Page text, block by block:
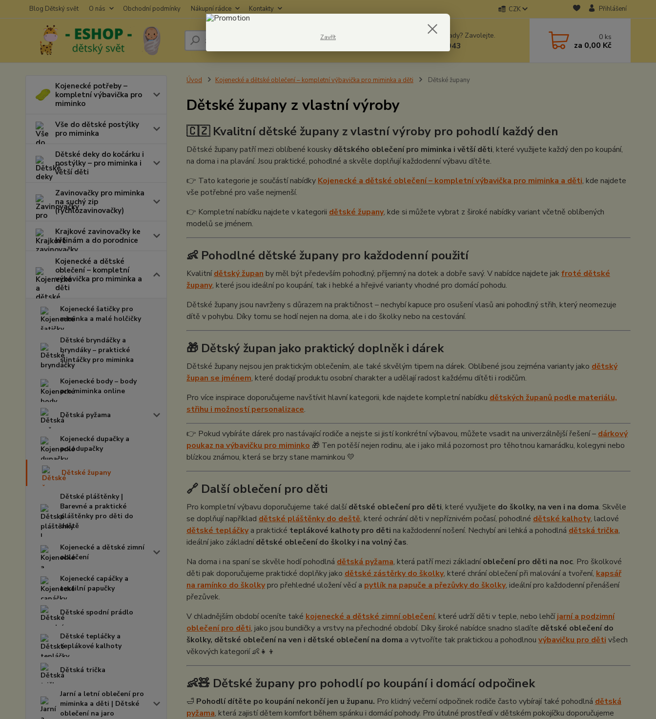
Blog Dětský svět O nás Obchodní podmínky Nákupní rádce Kontakty CZK Přihlášení
Hledat Nevíte si rady? Zavolejte.
604278943
0 ks
za 0,00 Kč
Kojenecké potřeby –
kompletní výbavička pro
miminko
Vše do dětské postýlky
pro miminka
Dětské deky do kočárku i
postýlky – pro miminka i
větší děti
Zavinovačky pro miminka
na suchý zip
(rychlozavinovačky)
Krajkové zavinovačky ke
křtinám a do porodnice
Kojenecké a dětské
oblečení – kompletní
výbavička pro miminka a
děti
Kojenecké šatičky pro
miminka a malé holčičky
Dětské bryndáčky a
bryndáky – praktické
slintáčky pro miminka
Kojenecké body – body
pro miminka online
Dětská pyžama
Kojenecké dupačky a
polodupačky
Dětské župany
Dětské pláštěnky |
Barevné a praktické
pláštěnky pro děti do
deště
Kojenecké a dětské zimní
oblečení
Kojenecké capáčky a
textilní papučky
Dětské spodní prádlo
Dětské tepláčky a
teplákové kalhoty
Dětská trička
Jarní a letní oblečení pro
miminka a děti | Dětské
oblečení na jaro
Úvod Kojenecké a dětské oblečení – kompletní výbavička pro miminka a děti Dětské župany
Dětské župany z vlastní výroby
🇨🇿 Kvalitní dětské župany z vlastní výroby pro pohodlí každý den
Dětské župany patří mezi oblíbené kousky dětského oblečení pro miminka i větší děti, které využijete každý den po koupání,
na doma i na plavání. Jsou praktické, pohodlné a skvěle doplňují každodenní výbavu dítěte.
👉 Tato kategorie je součástí nabídky Kojenecké a dětské oblečení – kompletní výbavička pro miminka a děti, kde najdete
vše potřebné pro vaše nejmenší.
👉 Kompletní nabídku najdete v kategorii dětské župany, kde si můžete vybrat z široké nabídky variant včetně oblíbených
modelů se jménem.
👶 Pohodlné dětské župany pro každodenní použití
Kvalitnídětský župan by měl být především pohodlný, příjemný na dotek a dobře savý. V nabídce najdete jak froté dětské
župany, které jsou ideální po koupání, tak i hebké a hřejivé varianty vhodné pro domácí pohodu.
Dětské župany jsou navrženy s důrazem na praktičnost – nechybí kapuce pro osušení vlasů ani pohodlný střih, který neomezuje
dítě v pohybu. Díky tomu se hodí nejen na doma, ale i do školky nebo na cestování.
🎁 Dětský župan jako praktický doplněk i dárek
Dětské župany nejsou jen praktickým oblečením, ale také skvělým tipem na dárek. Oblíbené jsou zejména varianty jako dětský
župan se jménem, které dodají produktu osobní charakter a udělají radost každému dítěti i rodičům.
Pro více inspirace doporučujeme navštívit hlavní kategorii, kde najdete kompletní nabídku dětských županů podle materiálu,
střihu i možností personalizace.
👉 Pokud vybíráte dárek pro nastávající rodiče a nejste si jistí konkrétní výbavou, můžete vsadit na univerzálnější řešení – dárkový
poukaz na výbavičku pro miminko 🎁 Ten potěší nejen rodinu, ale i jako milá pozornost pro těhotnou kamarádku, kolegyni nebo
blízkou známou, která se brzy stane maminkou 💛
🔗 Další oblečení pro děti
Pro kompletní výbavu doporučujeme také dalšídětské oblečení pro děti, které využijete do školky, na ven i na doma. Skvěle
se doplňují například dětské pláštěnky do deště, které ochrání děti v nepříznivém počasí, pohodlné dětské kalhoty, laclové
dětské tepláčkya praktické teplákové kalhoty pro děti na každodenní nošení. Nechybí ani lehká a pohodlná dětská trička,
ideální jako základnídětské oblečení do školky i na volný čas.
Na doma i na spaní se skvěle hodí pohodlná dětská pyžama, která patří mezi základníoblečení pro děti na noc. Pro školkové
děti pak doporučujeme praktické doplňky jako dětské zástěrky do školky, které chrání oblečení při malování a tvoření, kapsář
na ramínko do školkypro přehledné uložení věcí a pytlík na papuče a přezůvky do školky, ideální pro každodenní přenášení
přezůvek.
V chladnějším období oceníte také kojenecké a dětské zimní oblečení, které udrží děti v teple, nebo lehčíjarní a podzimní
oblečení pro děti, jako jsou bundičky a vrstvy na přechodné období. Díky široké nabídce snadno sladíte dětské oblečení do
školky, dětské oblečení na ven i dětské oblečení na doma a vytvoříte tak praktickou a pohodlnou výbavičku pro děti všech
věkových kategorií 👶👧👦
👶🧸 Dětské župany pro pohodlí po koupání i domácí odpočinek
🛁 Pohodlí dítěte po koupání nekončí jen u županu. Pro klidný večerní odpočinek rodiče často vybírají také pohodlná dětská
pyžama, která zajistí dětem komfort během spánku i domácí pohody. Pro útulné prostředí v dětském pokojíčku doporučujeme
Zavřít